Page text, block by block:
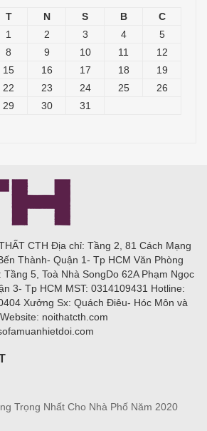
T N S B
C
1
2 3 4
5
8 9 10 11
12
15 16 17 18
19
22 23 24 25
26
29 30
31
CTH Địa chỉ: Tầng 2, 81 Cách Mạng
Thành- Quận 1- Tp HCM Văn Phòng
5, Toà Nhà SongDo 62A Phạm Ngọc
3- Tp HCM MST: 0314109431 Hotline:
Xưởng Sx: Quách Điêu- Hóc Môn và
noithatcth.com
Trọng Nhất Cho Nhà Phố Năm 2020